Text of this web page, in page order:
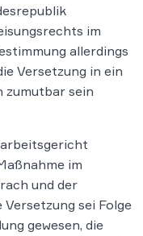
im
allerdings
Versetzung in ein
zumutbar sein
im
und der
sei Folge
gewesen, die